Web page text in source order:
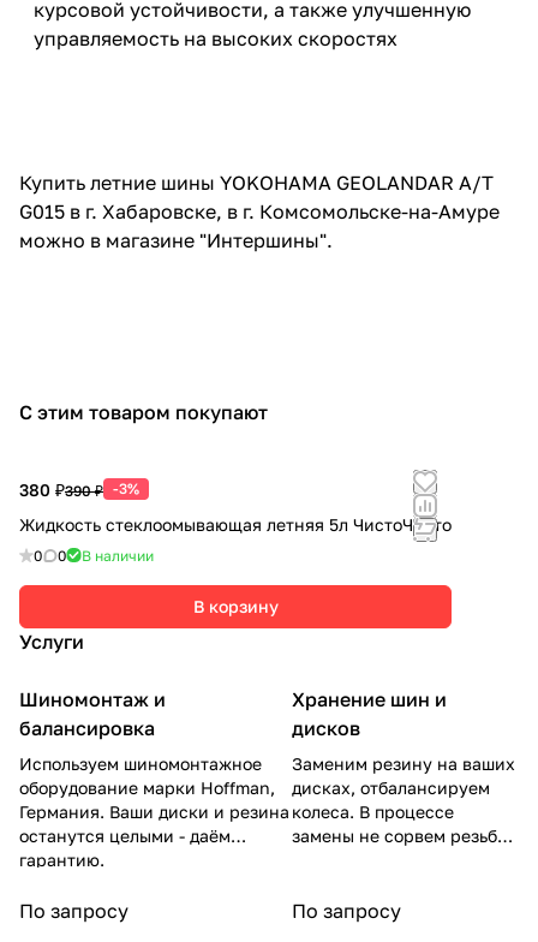
курсовой устойчивости, а также улучшенную
управляемость на высоких скоростях
Купить летние шины YOKOHAMA GEOLANDAR A/T
G015 в г. Хабаровске, в г. Комсомольске-на-Амуре
можно в магазине "Интершины".
С этим товаром покупают
380 ₽390 ₽ -3%
Жидкость стеклоомывающая летняя 5л ЧистоЧисто
0 0 В наличии
В корзину
Услуги
Шиномонтаж и
балансировка
Используем шиномонтажное
оборудование марки Hoffman,
Германия. Ваши диски и резина
останутся целыми - даём
гарантию.
По запросу
Хранение шин и
дисков
Заменим резину на ваших
дисках, отбалансируем
колеса. В процессе
замены не сорвем резьбу
По запросу